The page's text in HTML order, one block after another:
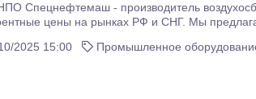
Спецнефтемаш - производитель
цены на рынках РФ и СНГ. Мы
2025 15:00
Промышленное